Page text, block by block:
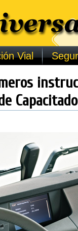
Vial